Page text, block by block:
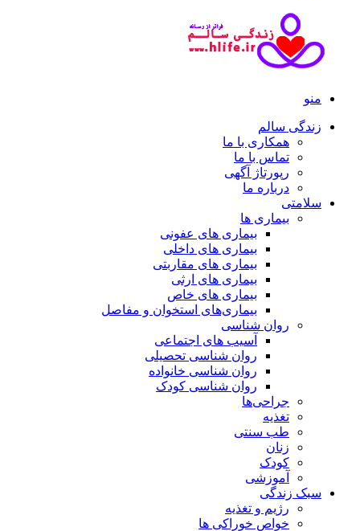
منو
زندگی سالم
همکاری با ما
تماس با ما
رپورتاژ آگهی
درباره ما
سلامتی
بیماری ها
بیماری های عفونی
بیماری های داخلی
بیماری های مقاربتی
بیماری های ارثی
بیماری های خاص
بیماری‌های استخوان و مفاصل
روان شناسی
آسیب های اجتماعی
روان شناسی تحصیلی
روان شناسی خانواده
روان شناسی کودک
جراحی‌ها
تغذیه
طب سنتی
زنان
کودک
آموزشی
سبک زندگی
رژیم و تغذیه
خواص خوراکی ها